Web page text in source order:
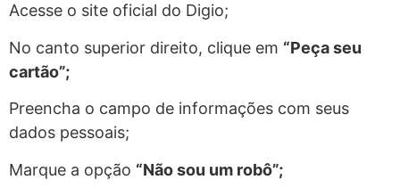
Acesse o site oficial do Digio;
No canto superior direito, clique em “Peça seu
cartão”;
Preencha o campo de informações com seus
dados pessoais;
Marque a opção “Não sou um robô”;